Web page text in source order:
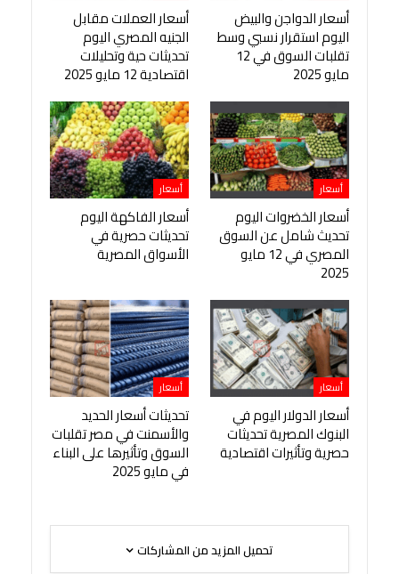
أسعار الدواجن والبيض
اليوم استقرار نسبي وسط
تقلبات السوق في 12
مايو 2025
أسعار العملات مقابل
الجنيه المصري اليوم
تحديثات حية وتحليلات
اقتصادية 12 مايو 2025
أسعار
أسعار الخضروات اليوم
تحديث شامل عن السوق
المصري في 12 مايو
2025
أسعار
أسعار الفاكهة اليوم
تحديثات حصرية في
الأسواق المصرية
أسعار
أسعار الدولار اليوم في
البنوك المصرية تحديثات
حصرية وتأثيرات اقتصادية
أسعار
تحديثات أسعار الحديد
والأسمنت في مصر تقلبات
السوق وتأثيرها على البناء
في مايو 2025
تحميل المزيد من المشاركات